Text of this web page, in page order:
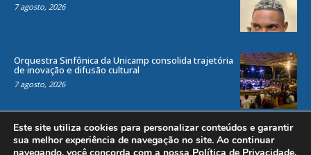
7 agosto, 2026
Orquestra Sinfônica da Unicamp consolida trajetória
de inovação e difusão cultural
7 agosto, 2026
Este site utiliza cookies para personalizar conteúdos e garantir
sua melhor experiência de navegação no site. Ao continuar